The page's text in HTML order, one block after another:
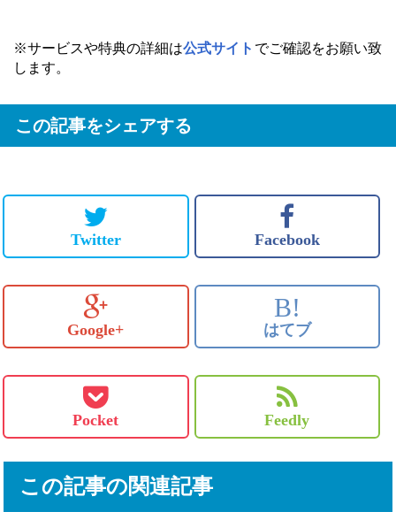
※サービスや特典の詳細は公式サイト でご確認をお願い致
します。
この記事をシェアする
Twitter Facebook
Google+
B!
はてブ
Pocket Feedly
この記事の関連記事